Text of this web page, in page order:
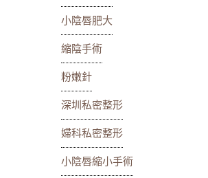
小陰唇肥大
縮陰手術
粉嫩針
深圳私密整形
婦科私密整形
小陰唇縮小手術